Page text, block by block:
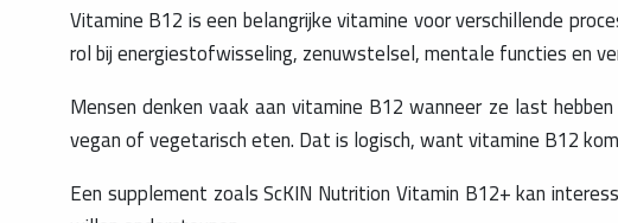
Vitamine B12 is een belangrijke vitamine voor verschillende
rol bij energiestofwisseling, zenuwstelsel, mentale functies en
Mensen denken vaak aan vitamine B12 wanneer ze last
vegan of vegetarisch eten. Dat is logisch, want vitamine B12
Een supplement zoals ScKIN Nutrition Vitamin B12+ kan